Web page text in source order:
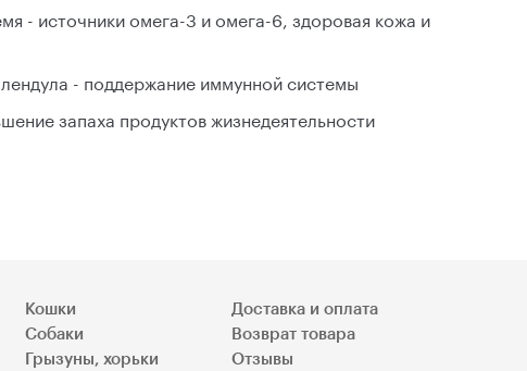
- источники омега-3 и омега-6, здоровая кожа и
- поддержание иммунной системы
запаха продуктов жизнедеятельности
Кошки
Собаки
Грызуны, хорьки
Доставка и оплата
Возврат товара
Отзывы